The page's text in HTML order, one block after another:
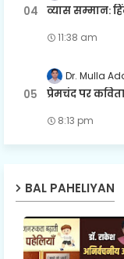
व्यास सम्मान:
11:38 am
Dr. Mulla
प्रेमचंद पर
8:13 pm
BAL PAHELIYAN